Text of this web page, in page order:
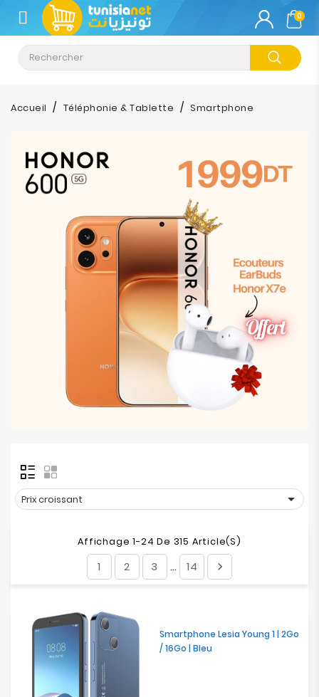
CATÉGORIE
Climatisation
Informatique
Tablette
Stockage
Mobilités
&
Loisirs
0
Accueil Téléphonie & Tablette Smartphone
Prix croissant 
Affichage 1-24 De 315 Article(s)
1 2 3 … 14 
Smartphone Lesia Young 1 | 2Go
/ 16Go | Bleu